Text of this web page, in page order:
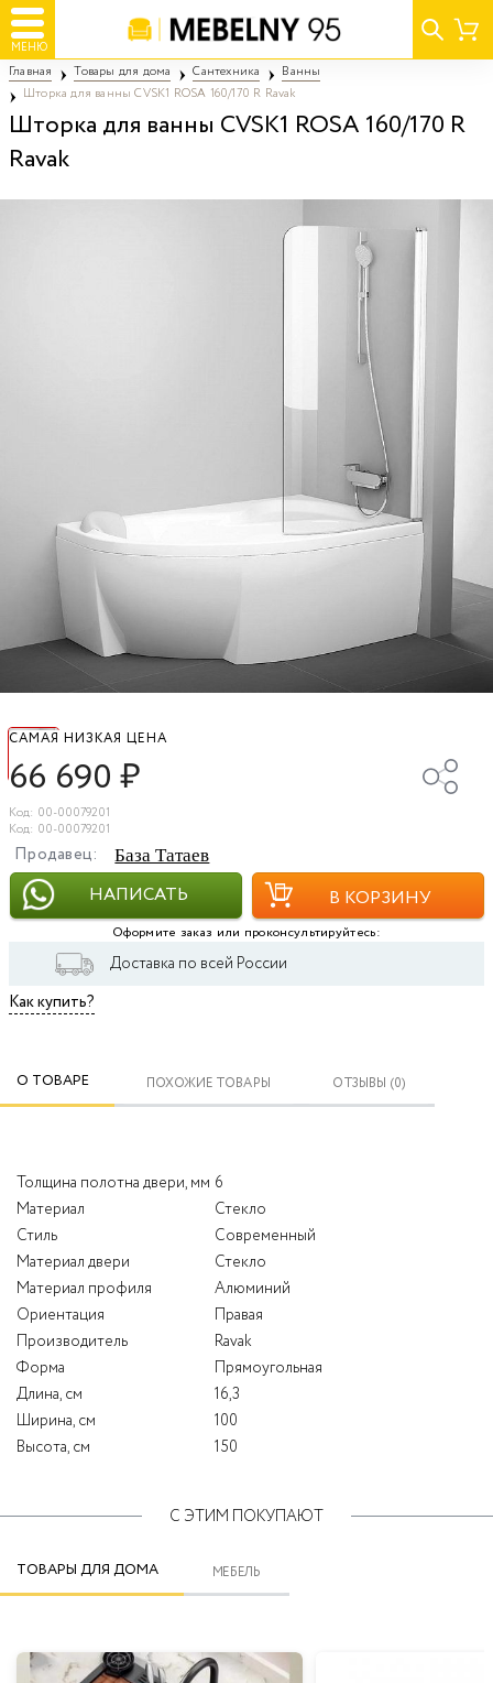
МЕНЮ
Главная Товары для дома Сантехника
Ванны
Шторка для ванны CVSK1 ROSA 160/170 R Ravak
Шторка для ванны CVSK1 ROSA 160/170 R
Ravak
САМАЯ НИЗКАЯ ЦЕНА
66 690₽
Код: 00-00079201
Код: 00-00079201
Продавец: База Татаев
НАПИСАТЬ В КОРЗИНУ
Оформите заказ или проконсультируйтесь:
Доставка по всей России
Как купить?
О ТОВАРЕ ПОХОЖИЕ ТОВАРЫ ОТЗЫВЫ (0)
Толщина полотна двери, мм 6
Материал
Стекло
Стиль
Современный
Материал двери
Стекло
Материал профиля
Алюминий
Ориентация
Правая
Производитель
Ravak
Форма
Прямоугольная
Длина, см
16,3
Ширина, см
100
Высота, см
150
С ЭТИМ ПОКУПАЮТ
ТОВАРЫ ДЛЯ ДОМА МЕБЕЛЬ